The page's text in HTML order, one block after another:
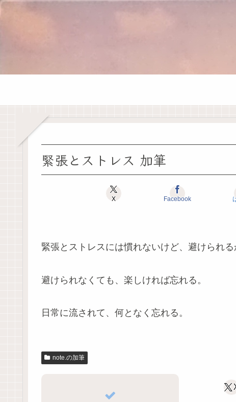
緊張とストレス 加筆
X Facebook
緊張とストレスには慣れないけど、避けられる
避けられなくても、楽しければ忘れる。
日常に流されて、何となく忘れる。
note.の加筆